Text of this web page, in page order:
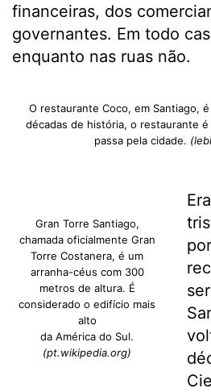
financeiras, dos
governantes. Em todo
enquanto nas ruas não.
O restaurante Coco, em Santiago,
décadas de história, o restaurante
passa pela cidade.
Gran Torre Santiago,
chamada oficialmente Gran
Torre Costanera, é um
arranha-céus com 300
metros de altura. É
considerado o edifício mais
alto
da América do Sul.
(pt.wikipedia.org)